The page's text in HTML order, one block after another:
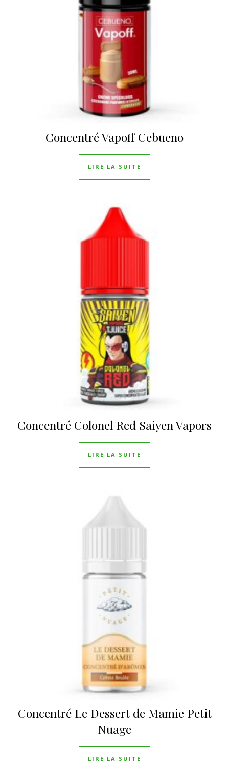
Concentré Vapoff Cebueno
LIRE LA SUITE
Concentré Colonel Red Saiyen Vapors
LIRE LA SUITE
Concentré Le Dessert de Mamie Petit
Nuage
LIRE LA SUITE